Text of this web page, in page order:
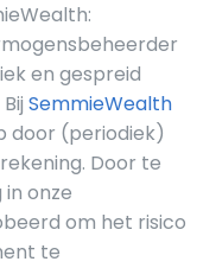
en gespreid
SemmieWealth
door (periodiek)
Door te
onze
om het risico
te